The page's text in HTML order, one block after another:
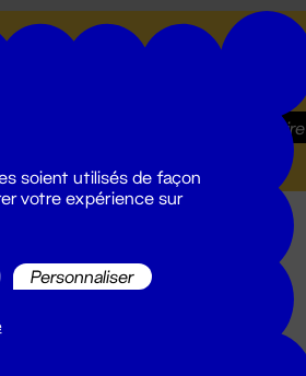
S'inscrire
soient utilisés de façon
votre expérience sur
Personnaliser